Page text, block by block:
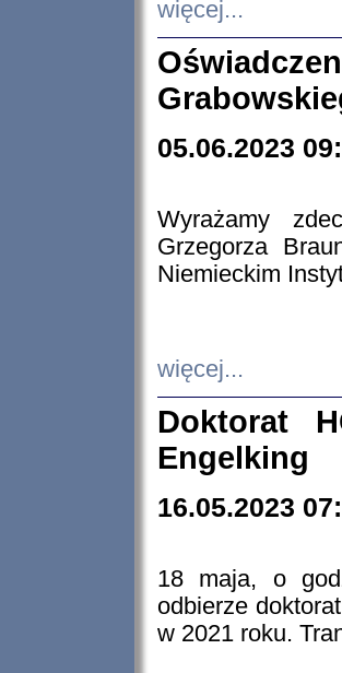
więcej...
05.06.2023
Wyrażamy
Grzegorza
Niemieckim
więcej...
Doktorat
Engelking
16.05.2023
18 maja, o
odbierze
w 2021 roku.